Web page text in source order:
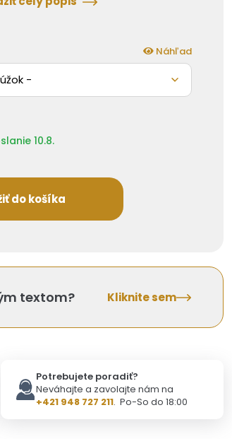
Náhľad
-
10.8.
do košíka
textom? Kliknite sem
Potrebujete poradiť?
Neváhajte a zavolajte nám na
+421 948 727 211. Po-So do 18:00